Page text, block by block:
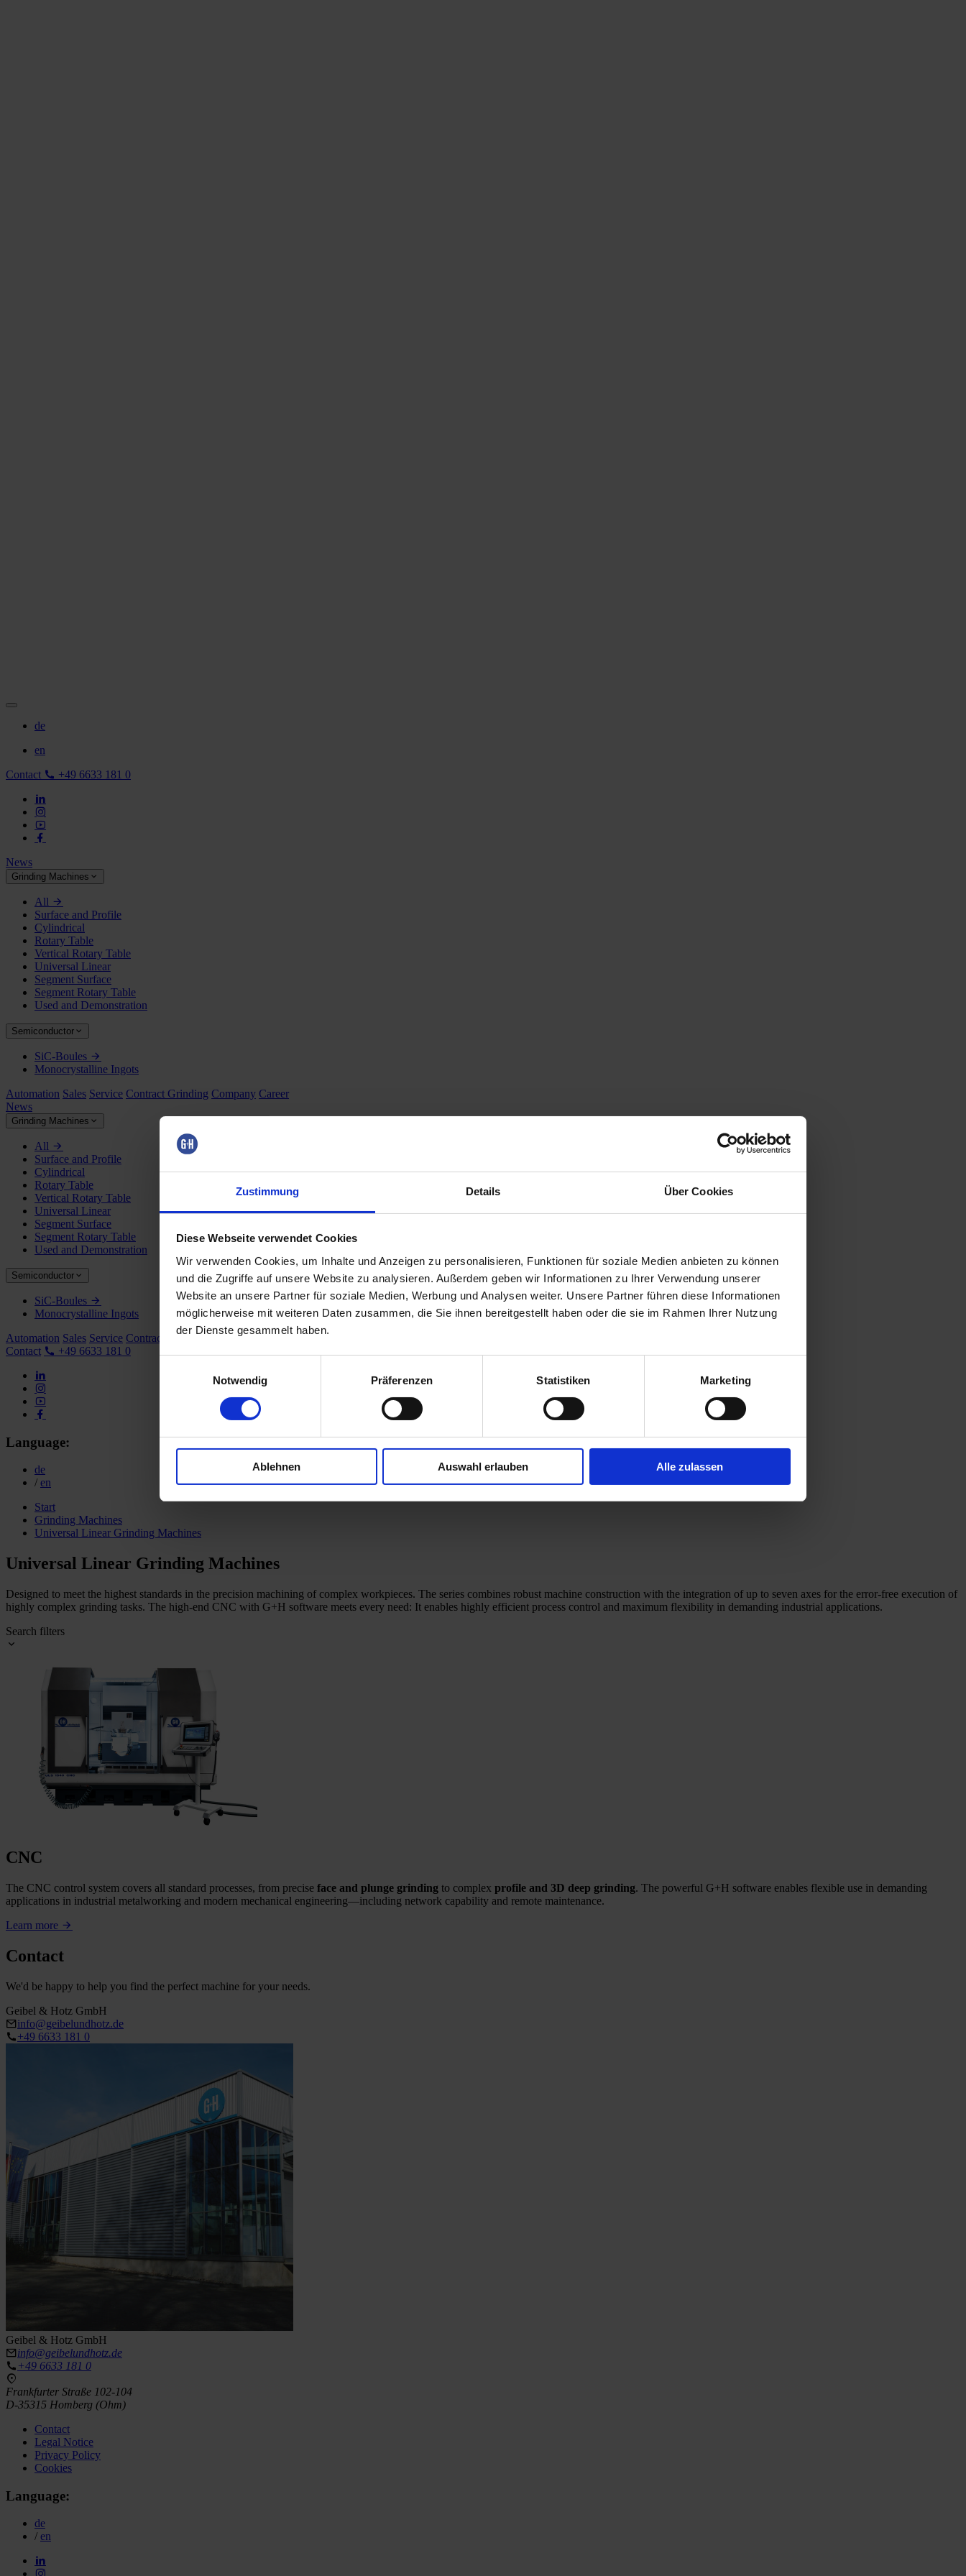
Zustimmung Details Über Cookies
Diese Webseite verwendet Cookies
Wir verwenden Cookies, um Inhalte und Anzeigen zu personalisieren, Funktionen für soziale Medien anbieten zu können
und die Zugriffe auf unsere Website zu analysieren. Außerdem geben wir Informationen zu Ihrer Verwendung unserer
Website an unsere Partner für soziale Medien, Werbung und Analysen weiter. Unsere Partner führen diese Informationen
möglicherweise mit weiteren Daten zusammen, die Sie ihnen bereitgestellt haben oder die sie im Rahmen Ihrer Nutzung
der Dienste gesammelt haben.
Notwendig
Präferenzen Statistiken Marketing
Ablehnen Auswahl erlauben Alle zulassen
de
en
Contact
+49 6633 181 0
News
Grinding Machines
All
Surface and Profile
Cylindrical
Rotary Table
Vertical Rotary Table
Universal Linear
Segment Surface
Segment Rotary Table
Used and Demonstration
Semiconductor
SiC-Boules
Monocrystalline Ingots
Automation Sales Service Contract Grinding Company Career
News
Grinding Machines
All
Surface and Profile
Cylindrical
Rotary Table
Vertical Rotary Table
Universal Linear
Segment Surface
Segment Rotary Table
Used and Demonstration
Semiconductor
SiC-Boules
Monocrystalline Ingots
Automation Sales Service Contract Grinding Company Career
Contact
+49 6633 181 0
Language:
de
/ en
Start
Grinding Machines
Universal Linear Grinding Machines
Universal Linear Grinding Machines
Designed to meet the highest standards in the precision machining of complex workpieces. The series combines robust machine construction with the integration of up to seven axes for the error-free execution of
highly complex grinding tasks. The high-end CNC with G+H software meets every need: It enables highly efficient process control and maximum flexibility in demanding industrial applications.
Search filters
CNC
The CNC control system covers all standard processes, from precise face and plunge grinding to complex profile and 3D deep grinding. The powerful G+H software enables flexible use in demanding
applications in industrial metalworking and modern mechanical engineering—including network capability and remote maintenance.
Learn more
Contact
We'd be happy to help you find the perfect machine for your needs.
Geibel & Hotz GmbH
info@geibelundhotz.de
+49 6633 181 0
Geibel & Hotz GmbH
info@geibelundhotz.de
+49 6633 181 0
Frankfurter Straße 102-104
D-35315 Homberg (Ohm)
Contact
Legal Notice
Privacy Policy
Cookies
Language:
de
/ en